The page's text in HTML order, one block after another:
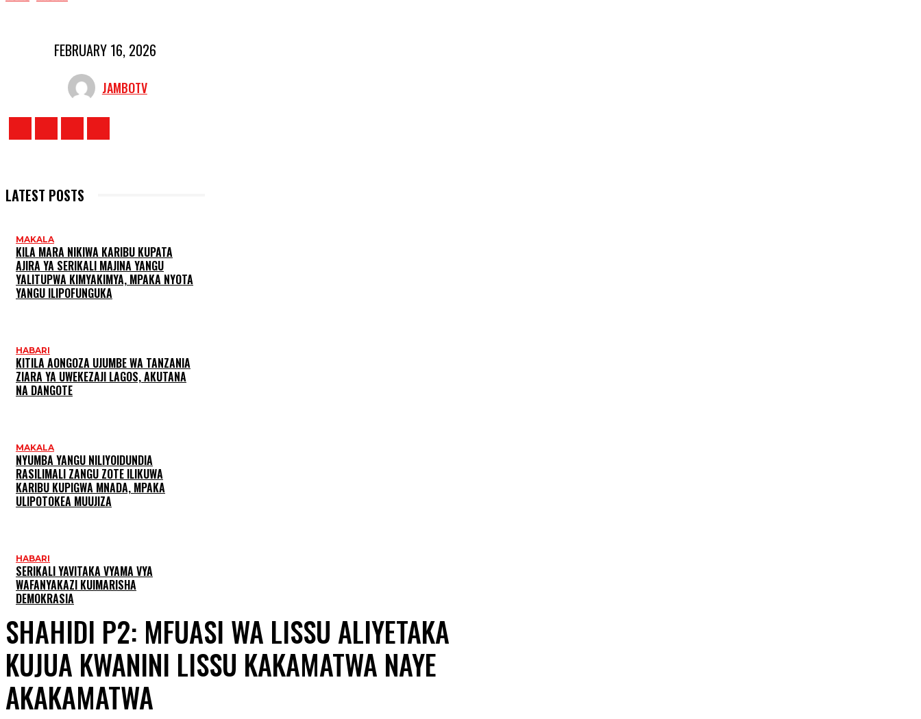
FEBRUARY 16, 2026
JAMBOTV
LATEST POSTS
MAKALA
KILA MARA NIKIWA KARIBU KUPATA
AJIRA YA SERIKALI MAJINA YANGU
YALITUPWA KIMYAKIMYA, MPAKA NYOTA
YANGU ILIPOFUNGUKA
HABARI
KITILA AONGOZA UJUMBE WA TANZANIA
ZIARA YA UWEKEZAJI LAGOS, AKUTANA
NA DANGOTE
MAKALA
NYUMBA YANGU NILIYOIDUNDIA
RASILIMALI ZANGU ZOTE ILIKUWA
KARIBU KUPIGWA MNADA, MPAKA
ULIPOTOKEA MUUJIZA
HABARI
SERIKALI YAVITAKA VYAMA VYA
WAFANYAKAZI KUIMARISHA
DEMOKRASIA
SHAHIDI P2: MFUASI WA LISSU ALIYETAKA
KUJUA KWANINI LISSU KAKAMATWA NAYE
AKAKAMATWA